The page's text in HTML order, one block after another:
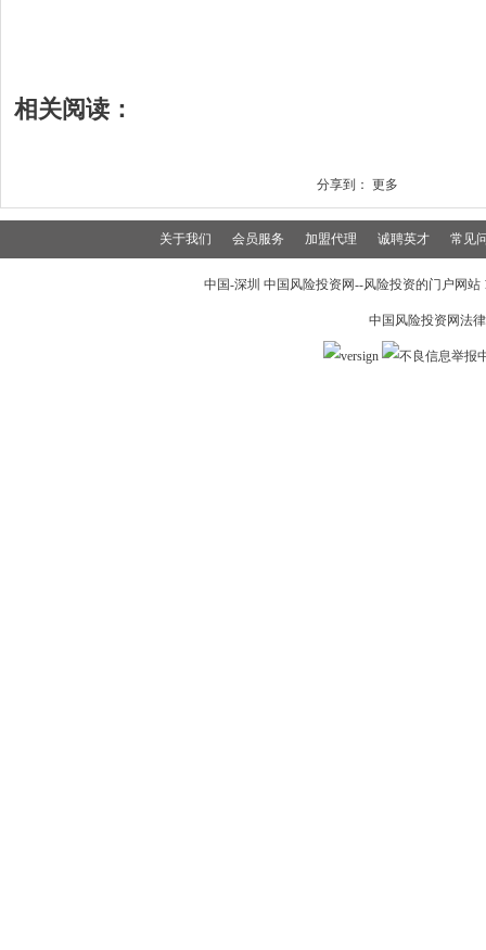
相关阅读：
分享到： 更多
关于我们 会员服务 加盟代理 诚聘英才 常见
中国-深圳 中国风险投资网--风险投资的门户网
中国风险投资网法